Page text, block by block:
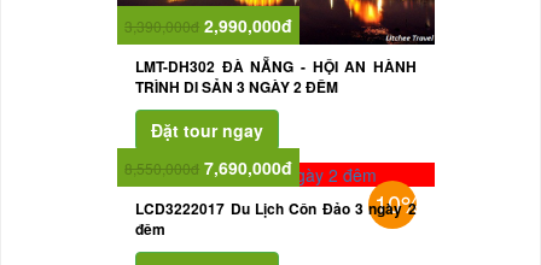
3,390,000đ 2,990,000đ
LMT-DH302 ĐÀ NẴNG - HỘI AN HÀNH
TRÌNH DI SẢN 3 NGÀY 2 ĐÊM
10%
8,550,000đ 7,690,000đ
LCD3222017 Du Lịch Côn Đảo 3 ngày 2
đêm